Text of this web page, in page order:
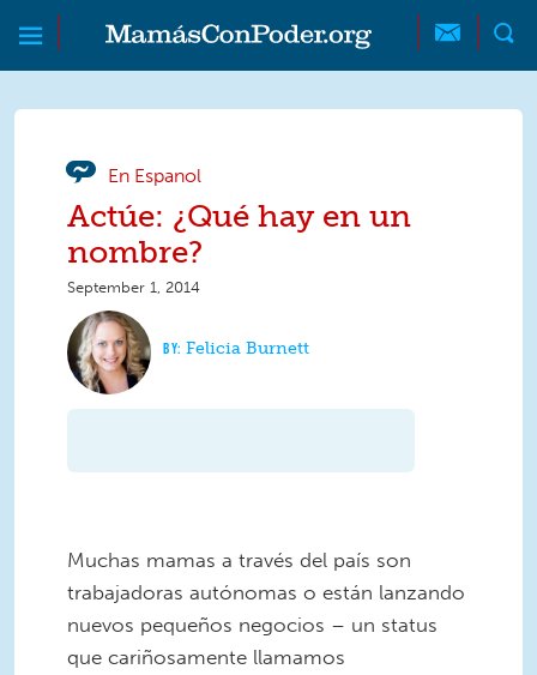
Skip to main content
Skip to main content
MamásConPoder
En Espanol
Actúe: ¿Qué hay en un
nombre?
September 1, 2014
Felicia Burnett
Muchas mamas a través del país son
trabajadoras autónomas o están lanzando
nuevos pequeños negocios – un status
que cariñosamente llamamos